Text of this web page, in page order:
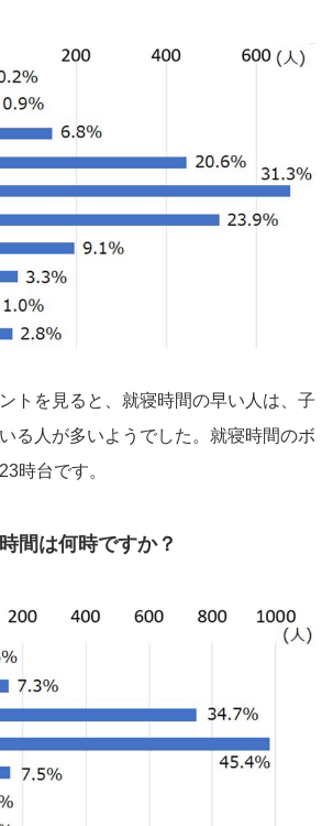
トを見ると、就寝時間の早い人は、子
る人が多いようでした。就寝時間のボ
時台です。
間は何時ですか？